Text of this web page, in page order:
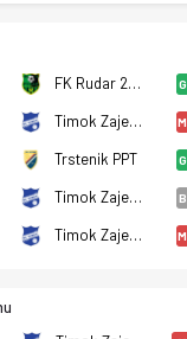
iddaa oranları
FK Rudar 2016 Aleksinački Rudnik G
Timok Zajecar M
Trstenik PPT G
Timok Zajecar B
Timok Zajecar M